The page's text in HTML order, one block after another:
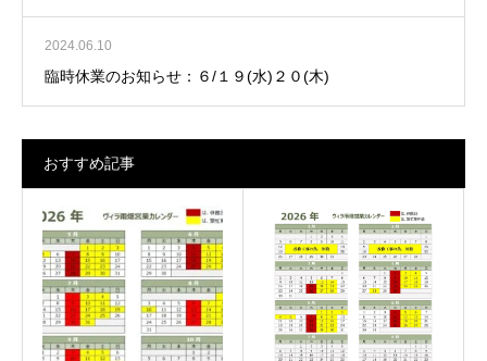
2024.06.10
臨時休業のお知らせ：６/１９(水)２０(木)
おすすめ記事